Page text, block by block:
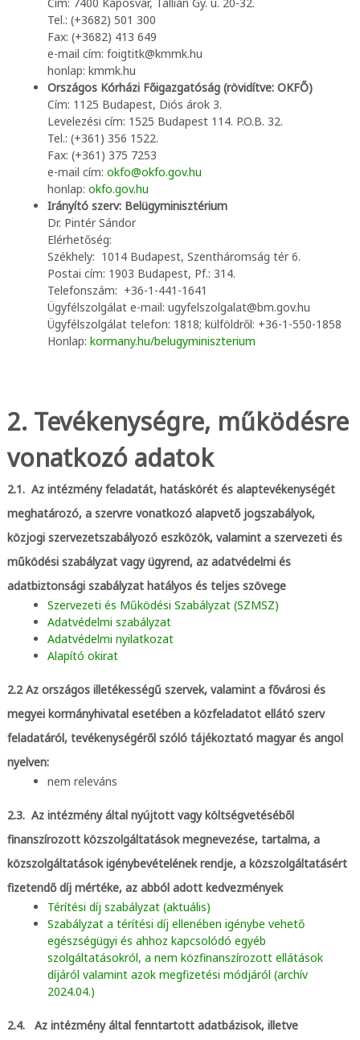
Tel.: (+3682) 501 300
Fax: (+3682) 413 649
e-mail cím: foigtitk@kmmk.hu
honlap: kmmk.hu
Országos Kórházi Főigazgatóság (rövidítve: OKFŐ)
Cím: 1125 Budapest, Diós árok 3.
Levelezési cím: 1525 Budapest 114. P.O.B. 32.
Tel.: (+361) 356 1522.
Fax: (+361) 375 7253
e-mail cím: okfo@okfo.gov.hu
honlap: okfo.gov.hu
Irányító szerv: Belügyminisztérium
Dr. Pintér Sándor
Elérhetőség:
Székhely: 1014 Budapest, Szentháromság tér 6.
Postai cím: 1903 Budapest, Pf.: 314.
Telefonszám: +36-1-441-1641
Ügyfélszolgálat e-mail: ugyfelszolgalat@bm.gov.hu
Ügyfélszolgálat telefon: 1818; külföldről: +36-1-550-1858
Honlap: kormany.hu/belugyminiszterium
2. Tevékenységre, működésre
vonatkozó adatok
2.1. Az intézmény feladatát, hatáskörét és alaptevékenységét
meghatározó, a szervre vonatkozó alapvető jogszabályok,
közjogi szervezetszabályozó eszközök, valamint a szervezeti és
működési szabályzat vagy ügyrend, az adatvédelmi és
adatbiztonsági szabályzat hatályos és teljes szövege
Szervezeti és Működési Szabályzat (SZMSZ)
Adatvédelmi szabályzat
Adatvédelmi nyilatkozat
Alapító okirat
2.2 Az országos illetékességű szervek, valamint a fővárosi és
megyei kormányhivatal esetében a közfeladatot ellátó szerv
feladatáról, tevékenységéről szóló tájékoztató magyar és angol
nyelven:
nem releváns
2.3. Az intézmény által nyújtott vagy költségvetéséből
finanszírozott közszolgáltatások megnevezése, tartalma, a
közszolgáltatások igénybevételének rendje, a közszolgáltatásért
fizetendő díj mértéke, az abból adott kedvezmények
Térítési díj szabályzat (aktuális)
Szabályzat a térítési díj ellenében igénybe vehető
egészségügyi és ahhoz kapcsolódó egyéb
szolgáltatásokról, a nem közfinanszírozott ellátások
díjáról valamint azok megfizetési módjáról (archív
2024.04.)
2.4. Az intézmény által fenntartott adatbázisok, illetve